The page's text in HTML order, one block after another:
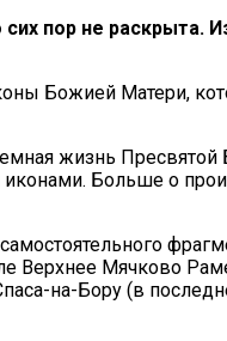
пор не раскрыта.
Божией Матери,
жизнь
иконами. Больше о
Верхнее Мячково
на-Бору (в